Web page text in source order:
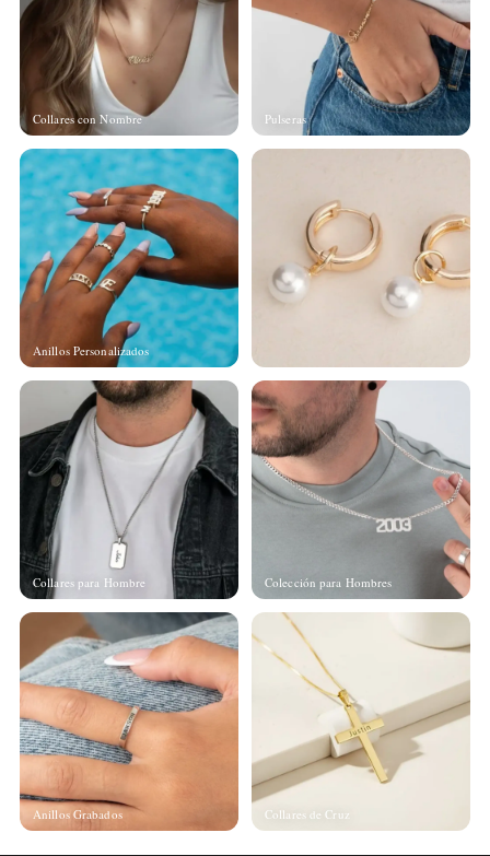
Collares con Nombre Pulseras
Anillos Personalizados
Collares para Hombre Colección para Hombres
Anillos Grabados Collares de Cruz